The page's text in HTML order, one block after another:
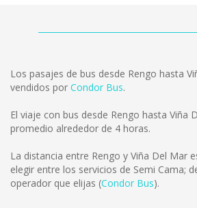
Los pasajes de bus desde Rengo hasta
vendidos por Condor Bus.
El viaje con bus desde Rengo hasta Viña
promedio alrededor de 4 horas.
La distancia entre Rengo y Viña Del Mar
elegir entre los servicios de Semi Cama;
operador que elijas (Condor Bus).